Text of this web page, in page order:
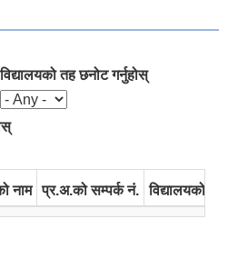
विद्यालयको तह छनोट गर्नुहोस्
नाम प्र.अ.को सम्पर्क नं. विद्यालयको